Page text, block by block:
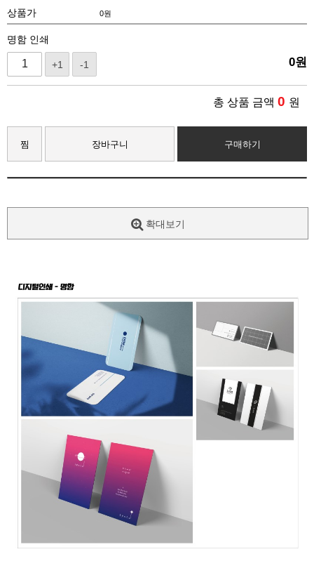
상품가 0원
명함 인쇄
+1 -1 0원
총 상품 금액 0 원
찜 장바구니 구매하기
확대보기